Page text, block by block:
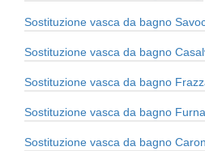
Sostituzione vasca da bagno
Sostituzione vasca da bagno
Sostituzione vasca da bagno
Sostituzione vasca da bagno
Sostituzione vasca da bagno